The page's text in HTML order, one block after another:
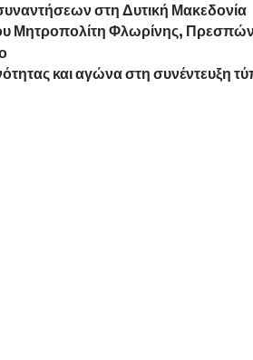
στη Δυτική Μακεδονία
Μητροπολίτη Φλωρίνης, Πρεσπών
και αγώνα στη συνέντευξη